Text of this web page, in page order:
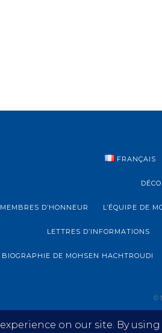
FRANÇAIS
MEMBRES D’HONNEUR L’ÉQUIPE DE
LETTRES D’INFORMATIONS
BIOGRAPHIE DE MOHSEN HACHTROUDI
©